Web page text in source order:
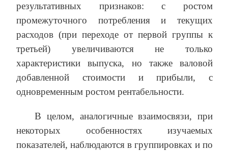
результативных признаков: с ростом
промежуточного потребления и текущих
расходов (при переходе от первой группы к
третьей) увеличиваются не только
характеристики выпуска, но также валовой
добавленной стоимости и прибыли, с
одновременным ростом рентабельности.
В целом, аналогичные взаимосвязи, при
некоторых особенностях изучаемых
показателей, наблюдаются в группировках и по